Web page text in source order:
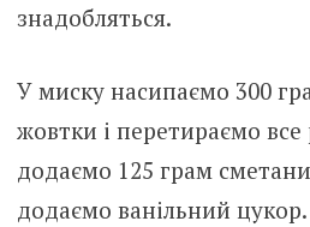
знадобляться.
У миску насипаємо 300
жовтки і перетираємо все
додаємо 125 грам
додаємо ванільний